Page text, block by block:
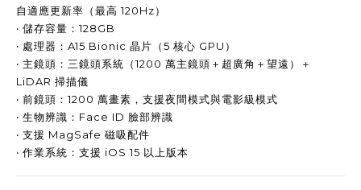
自適應更新率（最高 120Hz）
‧ 儲存容量：128GB
‧ 處理器：A15 Bionic 晶片（5 核心 GPU）
‧ 主鏡頭：三鏡頭系統（1200 萬主鏡頭＋超廣角＋望遠）＋
LiDAR 掃描儀
‧ 前鏡頭：1200 萬畫素，支援夜間模式與電影級模式
‧ 生物辨識：Face ID 臉部辨識
‧ 支援 MagSafe 磁吸配件
‧ 作業系統：支援 iOS 15 以上版本